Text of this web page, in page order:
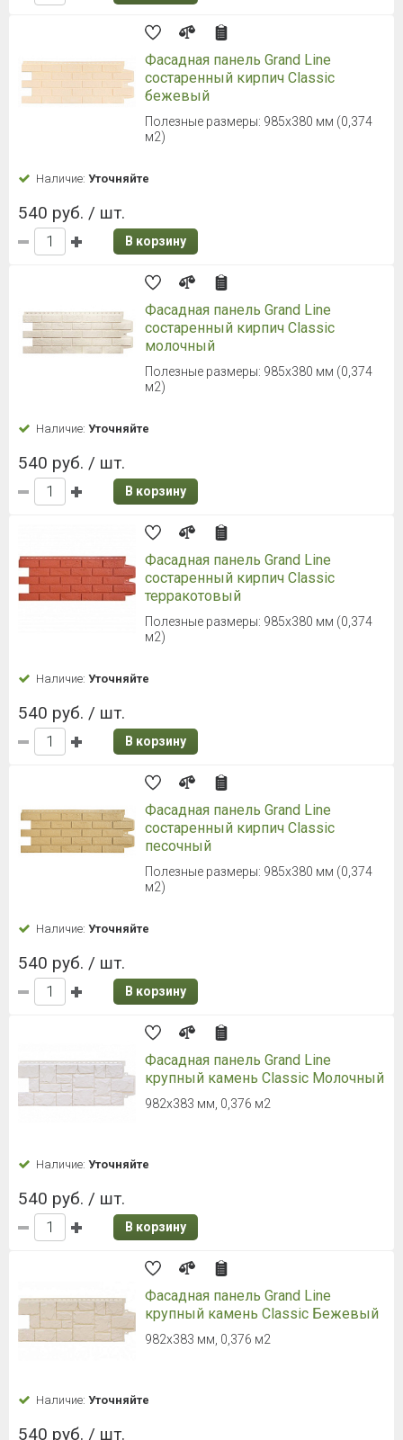
Фасадная панель Grand Line
состаренный кирпич Classic
бежевый
Полезные размеры: 985х380 мм (0,374
м2)
Наличие: Уточняйте
540 руб. / шт.
В корзину
Фасадная панель Grand Line
состаренный кирпич Classic
молочный
Полезные размеры: 985х380 мм (0,374
м2)
Наличие: Уточняйте
540 руб. / шт.
В корзину
Фасадная панель Grand Line
состаренный кирпич Classic
терракотовый
Полезные размеры: 985х380 мм (0,374
м2)
Наличие: Уточняйте
540 руб. / шт.
В корзину
Фасадная панель Grand Line
состаренный кирпич Classic
песочный
Полезные размеры: 985х380 мм (0,374
м2)
Наличие: Уточняйте
540 руб. / шт.
В корзину
Фасадная панель Grand Line
крупный камень Classic Молочный
982х383 мм, 0,376 м2
Наличие: Уточняйте
540 руб. / шт.
В корзину
Фасадная панель Grand Line
крупный камень Classic Бежевый
982х383 мм, 0,376 м2
Наличие: Уточняйте
540 руб. / шт.